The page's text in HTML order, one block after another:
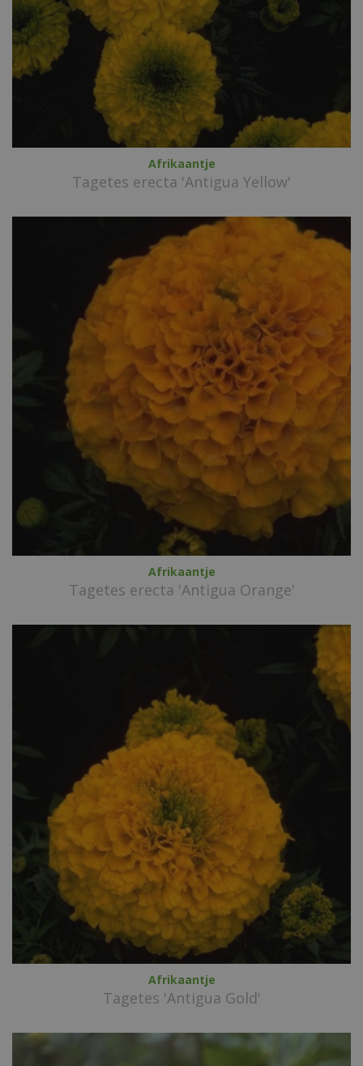
Afrikaantje
Tagetes erecta 'Antigua Yellow'
Afrikaantje
Tagetes erecta 'Antigua Orange'
Afrikaantje
Tagetes 'Antigua Gold'